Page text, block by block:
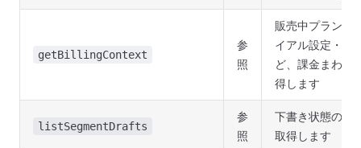
getBillingContext
参
照
販売中プランの
イアル設定・支
ど、課金まわり
得します
listSegmentDrafts
参
照
下書き状態の配
取得します